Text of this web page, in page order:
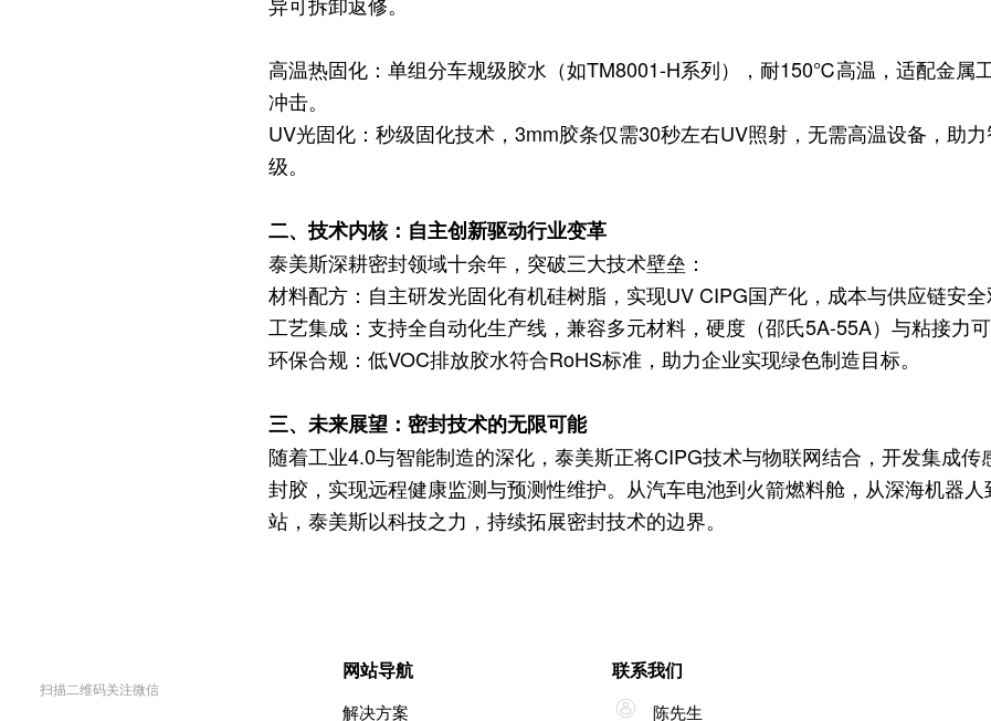
高温热固化：单组分车规级胶水（如TM8001-H系列），耐150℃高温，适配金属
冲击。
UV光固化：秒级固化技术，3mm胶条仅需30秒左右UV照射，无需高温设备，助
级。
二、技术内核：自主创新驱动行业变革
泰美斯深耕密封领域十余年，突破三大技术壁垒：
材料配方：自主研发光固化有机硅树脂，实现UV CIPG国产化，成本与供应链安全
工艺集成：支持全自动化生产线，兼容多元材料，硬度（邵氏5A-55A）与粘接力可
环保合规：低VOC排放胶水符合RoHS标准，助力企业实现绿色制造目标。
三、未来展望：密封技术的无限可能
随着工业4.0与智能制造的深化，泰美斯正将CIPG技术与物联网结合，开发集成传
封胶，实现远程健康监测与预测性维护。从汽车电池到火箭燃料舱，从深海机器
站，泰美斯以科技之力，持续拓展密封技术的边界。
扫描二维码关注微信
网站导航
解决方案
联系我们
陈先生